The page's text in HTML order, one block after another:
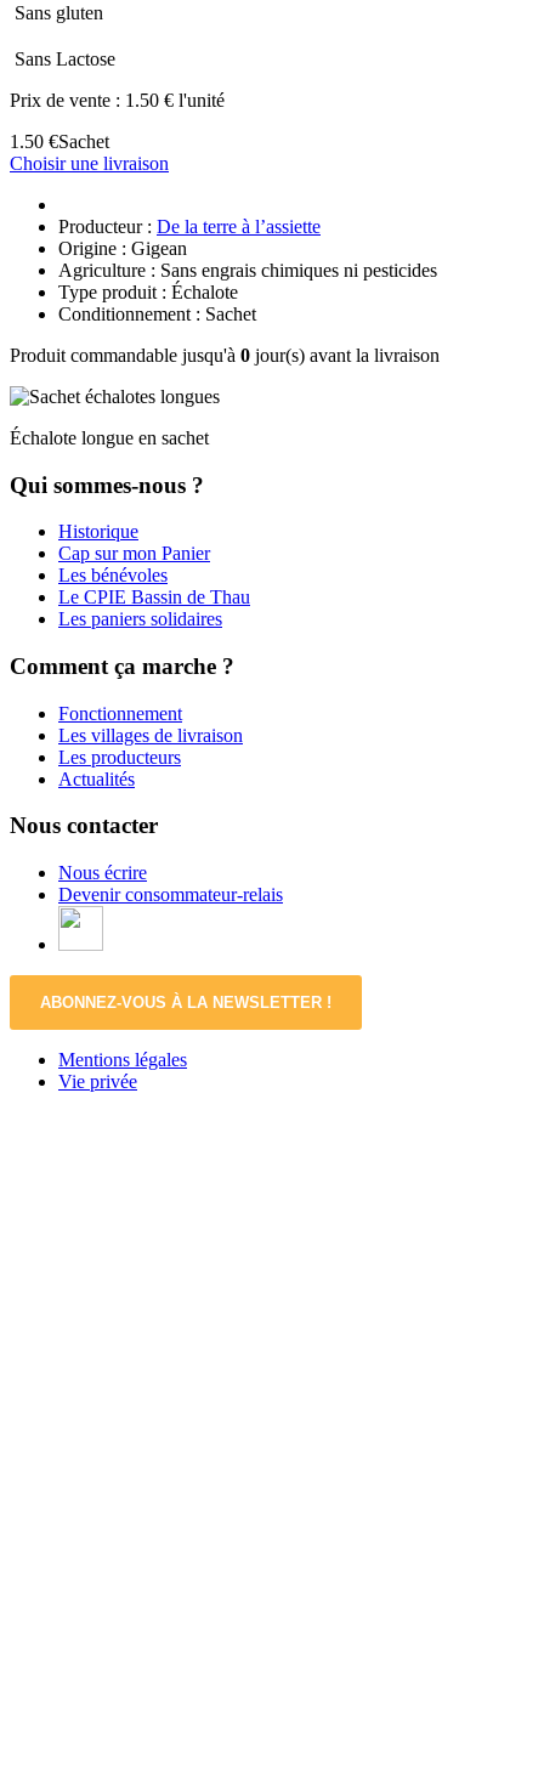
Sans gluten
Sans Lactose
Prix de vente : 1.50 € l'unité
1.50 €Sachet
Choisir une livraison
Producteur : De la terre à l’assiette
Origine : Gigean
Agriculture : Sans engrais chimiques ni pesticides
Type produit : Échalote
Conditionnement : Sachet
Produit commandable jusqu'à 0 jour(s) avant la livraison
Échalote longue en sachet
Qui sommes-nous ?
Historique
Cap sur mon Panier
Les bénévoles
Le CPIE Bassin de Thau
Les paniers solidaires
Comment ça marche ?
Fonctionnement
Les villages de livraison
Les producteurs
Actualités
Nous contacter
Nous écrire
Devenir consommateur-relais
ABONNEZ-VOUS À LA NEWSLETTER !
Mentions légales
Vie privée